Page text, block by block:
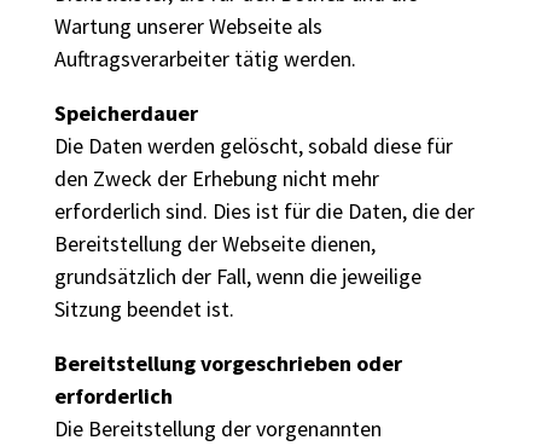
Wartung unserer Webseite als
Auftragsverarbeiter tätig werden.
Speicherdauer
Die Daten werden gelöscht, sobald diese für
den Zweck der Erhebung nicht mehr
erforderlich sind. Dies ist für die Daten, die der
Bereitstellung der Webseite dienen,
grundsätzlich der Fall, wenn die jeweilige
Sitzung beendet ist.
Bereitstellung vorgeschrieben oder
erforderlich
Die Bereitstellung der vorgenannten